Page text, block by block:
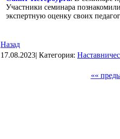
Участники семинара
экспертную оценку своих
Назад
17.08.2023| Категория:
««